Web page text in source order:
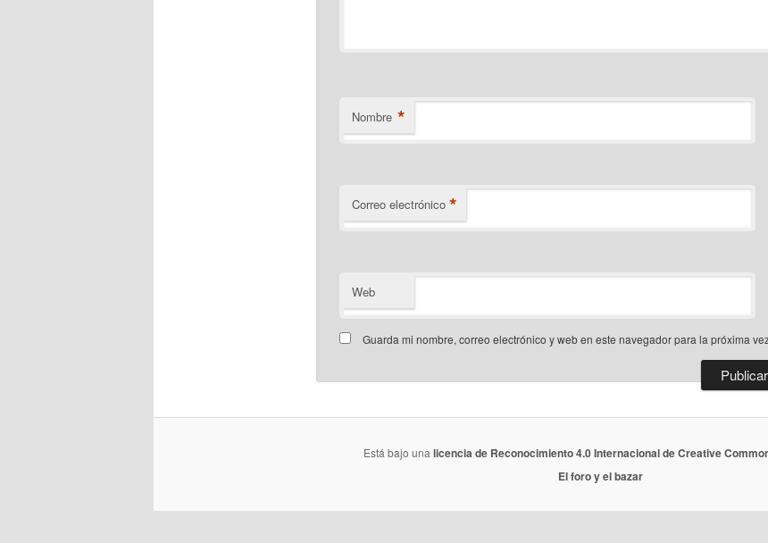
Nombre *
Correo electrónico *
Web
Guarda mi nombre, correo electrónico y web en este navegador para la próxima
Está bajo una licencia de Reconocimiento 4.0 Internacional de Creative
El foro y el bazar